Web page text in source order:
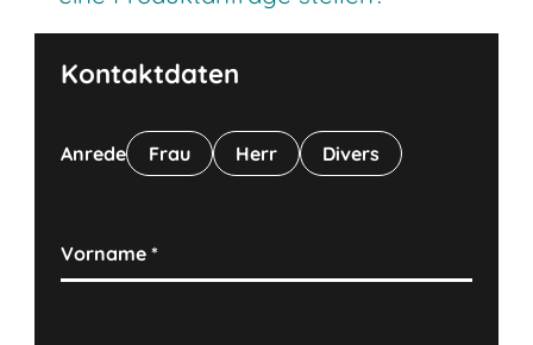
Kontaktdaten
Anrede Frau Herr Divers
Vorname*